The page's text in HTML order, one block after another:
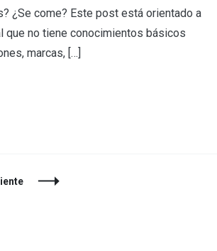
¿Se come? Este post está orientado a
que no tiene conocimientos básicos
marcas, […]